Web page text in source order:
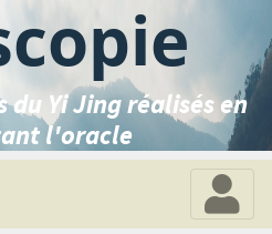
du Yi Jing réalisés en
l'oracle